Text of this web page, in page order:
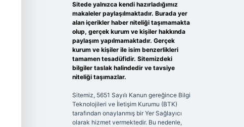
Sitede yalnızca kendi hazırladığımız
makaleler paylaşılmaktadır. Burada yer
alan içerikler haber niteliği taşımamakta
olup, gerçek kurum ve kişiler hakkında
paylaşım yapılmamaktadır. Gerçek
kurum ve kişiler ile isim benzerlikleri
tamamen tesadüfidir. Sitemizdeki
bilgiler taslak halindedir ve tavsiye
niteliği taşımazlar.
Sitemiz, 5651 Sayılı Kanun gereğince Bilgi
Teknolojileri ve İletişim Kurumu (BTK)
tarafından onaylanmış bir Yer Sağlayıcı
olarak hizmet vermektedir. Bu nedenle,